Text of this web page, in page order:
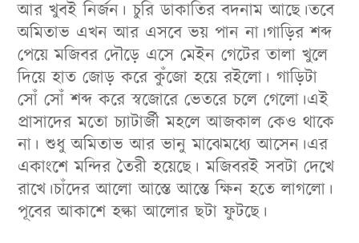
আর খুবই নির্জন। চুরি ডাকাতির বদনাম আছে।তবে
অমিতাভ এখন আর এসবে ভয় পান না।গাড়ির শব্দ
পেয়ে মজিবর দৌড়ে এসে মেইন গেটের তালা খুলে
দিয়ে হাত জোড় করে কুঁজো হয়ে রইলো। গাড়িটা
সোঁ সোঁ শব্দ করে স্বজোরে ভেতরে চলে গেলো।এই
প্রাসাদের মতো চ্যাটার্জী মহলে আজকাল কেও থাকে
না। শুধু অমিতাভ আর ভানু মাঝেমধ্যে আসেন।এর
একাংশে মন্দির তৈরী হয়েছে। মজিবরই সবটা দেখে
রাখে।চাঁদের আলো আস্তে আস্তে ক্ষিন হতে লাগলো।
পূবের আকাশে হল্কা আলোর ছটা ফুটছে।